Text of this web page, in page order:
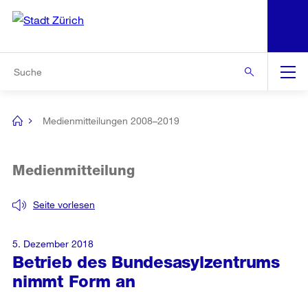
Navigation
[no
Medienmitteilungen 2008–2019
Betrieb des Bundesasylzentrums
nimmt Form an
Seite vorlesen
Medienmitteilung
5. Dezember 2018